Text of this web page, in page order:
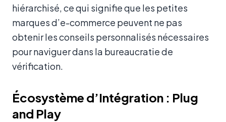
hiérarchisé, ce qui signifie que les petites
marques d’e-commerce peuvent ne pas
obtenir les conseils personnalisés nécessaires
pour naviguer dans la bureaucratie de
vérification.
Écosystème d’Intégration : Plug
and Play